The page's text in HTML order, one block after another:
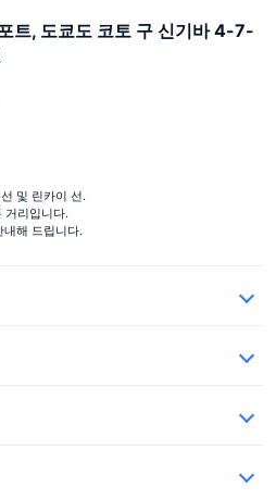
즈 연출에 사용하세요!
＋¥120,000
트, 도쿄도 코토 구 신기바 4-7-
및 린카이 선.
거리입니다.
내해 드립니다.